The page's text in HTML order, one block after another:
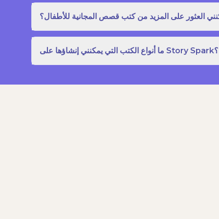
العثور على المزيد من كتب قصص المجانية للأطفال؟
ما أنواع الكتب التي يمكنني إنشاؤها على Story Spark؟